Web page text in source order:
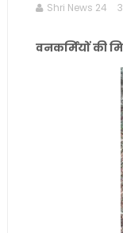
Shri News 24
वनकर्मियों की